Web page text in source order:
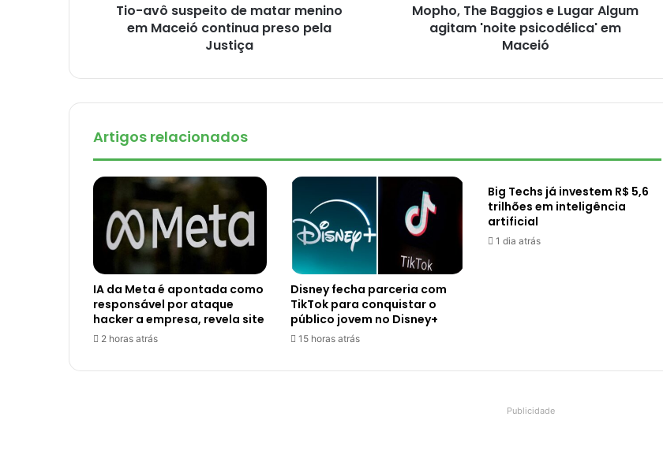
Tio-avô suspeito de matar menino
em Maceió continua preso pela
Justiça
Mopho, The Baggios e Lugar Algum
agitam 'noite psicodélica' em
Maceió
Artigos relacionados
IA da Meta é apontada como
responsável por ataque
hacker a empresa, revela site
2 horas atrás
Disney fecha parceria com
TikTok para conquistar o
público jovem no Disney+
15 horas atrás
Big Techs já investem R$ 5,6
trilhões em inteligência
artificial
1 dia atrás
Publicidade